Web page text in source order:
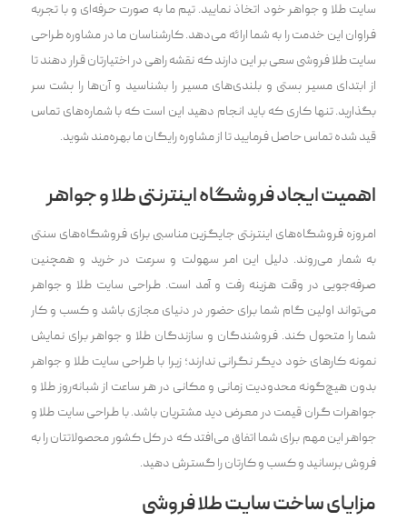
سایت طلا و جواهر خود اتخاذ نمایید. تیم ما به صورت حرفه‌ای و با تجربه
فراوان این خدمت را به شما ارائه می‌‌دهد. کارشناسان ما در مشاوره طراحی
سایت طلا فروشی سعی بر این دارند که نقشه راهی در اختیارتان قرار دهند تا
از ابتدای مسیر پستی و بلندی‌های مسیر را بشناسید و آن‌ها را پشت سر
بگذارید. تنها کاری که باید انجام دهید این است که با شماره‌های تماس
قید شده تماس حاصل فرمایید تا از مشاوره رایگان ما بهره‌مند شوید.
اهمیت ایجاد فروشگاه اینترنتی طلا و جواهر
امروزه فروشگاه‌های اینترنتی جایگزین مناسبی برای فروشگاه‌های سنتی
به شمار می‌‌روند. دلیل این امر سهولت و سرعت در خرید و همچنین
صرفه‌جویی در وقت هزینه رفت و آمد است. طراحی سایت طلا و جواهر
می‌‌تواند اولین گام شما برای حضور در دنیای مجازی باشد و کسب و کار
شما را متحول کند. فروشندگان و سازندگان طلا و جواهر برای نمایش
نمونه کارهای خود دیگر نگرانی ندارند؛ زیرا با طراحی سایت طلا و جواهر
بدون هیچ‌گونه محدودیت زمانی و مکانی در هر ساعت از شبانه‌روز طلا و
جواهرات گران قیمت در معرض دید مشتریان باشد. با طراحی سایت طلا و
جواهر این مهم برای شما اتفاق می‌‌افتد که در کل کشور محصولاتتان را به
فروش برسانید و کسب و کارتان را گسترش دهید.
مزایای ساخت سایت طلا فروشی